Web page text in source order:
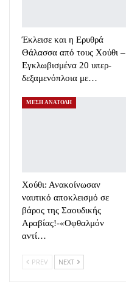
Έκλεισε και η Ερυθρά
Θάλασσα από τους Χούθι –
Εγκλωβισμένα 20 υπερ-
δεξαμενόπλοια με…
ΜΕΣΗ ΑΝΑΤΟΛΗ
Χούθι: Ανακοίνωσαν
ναυτικό αποκλεισμό σε
βάρος της Σαουδικής
Αραβίας!-«Οφθαλμόν
αντί…
PREV NEXT